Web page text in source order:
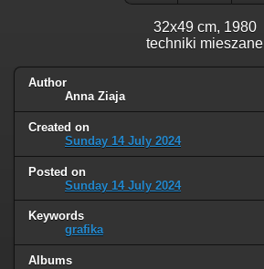
32x49 cm, 1980
techniki mieszane
Author
Anna Ziaja
Created on
Sunday 14 July 2024
Posted on
Sunday 14 July 2024
Keywords
grafika
Albums